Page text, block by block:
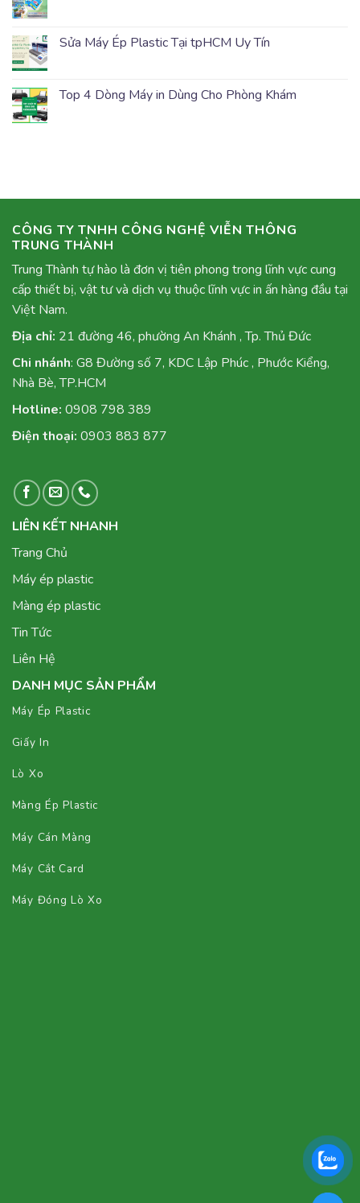
Sửa Máy Ép Plastic Tại tpHCM Uy Tín
Top 4 Dòng Máy in Dùng Cho Phòng Khám
CÔNG TY TNHH CÔNG NGHỆ VIỄN THÔNG
TRUNG THÀNH
Trung Thành tự hào là đơn vị tiên phong trong lĩnh vực cung
cấp thiết bị, vật tư và dịch vụ thuộc lĩnh vực in ấn hàng đầu tại
Việt Nam.
Địa chỉ: 21 đường 46, phường An Khánh , Tp. Thủ Đức
Chi nhánh: G8 Đường số 7, KDC Lập Phúc , Phước Kiểng,
Nhà Bè, TP.HCM
Hotline: 0908 798 389
Điện thoại: 0903 883 877
LIÊN KẾT NHANH
Trang Chủ
Máy ép plastic
Màng ép plastic
Tin Tức
Liên Hệ
DANH MỤC SẢN PHẨM
Máy Ép Plastic
Giấy In
Lò Xo
Màng Ép Plastic
Máy Cán Màng
Máy Cắt Card
Máy Đóng Lò Xo